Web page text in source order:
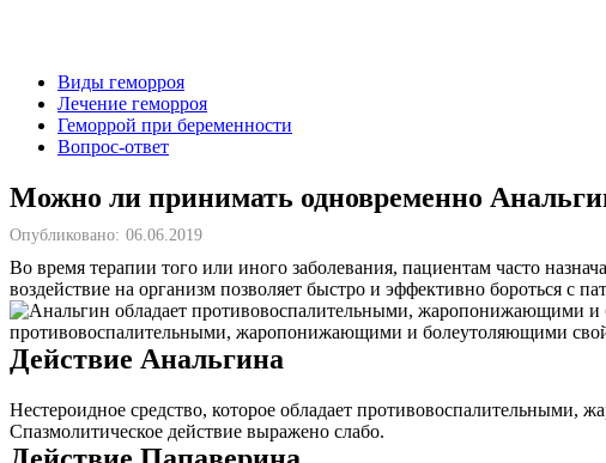
Виды геморроя
Лечение геморроя
Геморрой при беременности
Вопрос-ответ
Можно ли принимать одновременно
Опубликовано: 06.06.2019
Во время терапии того или иного заболевания, пациентам часто
воздействие на организм позволяет быстро и эффективно бороться с
противовоспалительными, жаропонижающими и болеутоляющими
Действие Анальгина
Нестероидное средство, которое обладает
Спазмолитическое действие выражено слабо.